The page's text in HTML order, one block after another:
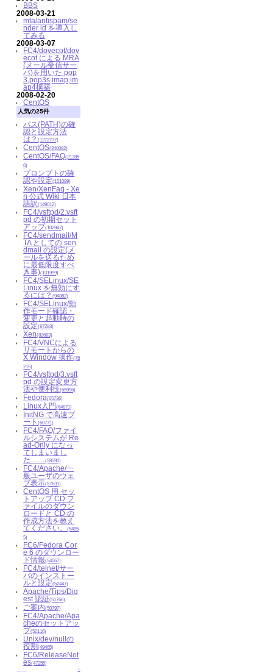
BBS
2008-03-21
mta/antispam/se
nder id を導入し
てみる
2008-03-07
FC4/dovecot/dov
ecot による MRA
(メール受信サー
バ)を用いた pop
3,pop3s,imap,im
ap4構築
2008-02-20
CentOS
人気の25件
パス(PATH)の確
認と設定方法
は？(1272777)
CentOS(240082)
CentOS/FAQ(21385
6)
プロンプトの確
認や設定(151089)
Xen/XenFaq - Xe
n 公式 Wiki 日本
語訳(149012)
FC4/vsftpd/2.vsft
pd の初期セット
アップ(102947)
FC4/sendmail/M
TA としての sen
dmail の設定(メ
ールを送るため
に最低限度すべ
き事)(101999)
FC4/SELinux/SE
Linux を無効にす
るには？(94882)
FC4/SELinux/動
作モード確認・
変更と起動時の
設定(87283)
Xen(82683)
FC4/VNCによる
リモートからの
X Window 操作(78
215)
FC4/vsftpd/3.vsft
pd の設定変更方
法や便利技(65996)
Fedora(65736)
Linux入門(64871)
InitNG で高速ブ
ート(60771)
FC4/FAQ/ファイ
ルシステムが Re
ad-Only になっ
てしまいまし
た……(58590)
FC4/Apache/一
般ユーザのウェ
ブ表示(57631)
CentOS 用 セッ
トアップ CD フ
ァイルのダウン
ロードと CD の
作成方法を教え
てください。(5495
5)
FC6/Fedora Cor
e 6 のダウンロー
ド情報(54067)
FC4/telnet/サー
バのインストー
ルと設定(52447)
Apache/Tips/Dig
est 認証(51766)
ご案内(50797)
FC4/Apache/Apa
cheのセットアッ
プ(50116)
Unix/dev/nullの
役割(49465)
FC6/ReleaseNot
es(47255)
↑